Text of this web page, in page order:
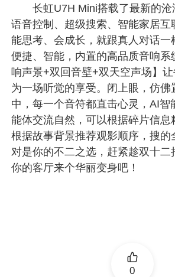
长虹U7H Mini搭载了最新的沧
语音控制、超级搜索、智能家居互
能思考、会成长，就跟真人对话一
便捷、智能，内置的高品质音响系
响声景+双回音壁+双天空声场】
为一场听觉的享受。闭上眼，仿佛
中，每一个音符都直击心灵，AI智
能体交流自然，可以根据碎片信息
根据故事背景推荐观影顺序，搜的
对是你的不二之选，赶紧趁双十二
你的客厅来个华丽变身吧！
0